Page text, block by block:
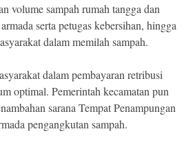
volume sampah rumah tangga dan
serta petugas kebersihan, hingga
dalam memilah sampah.
dalam pembayaran retribusi
optimal. Pemerintah kecamatan pun
sarana Tempat Penampungan
pengangkutan sampah.